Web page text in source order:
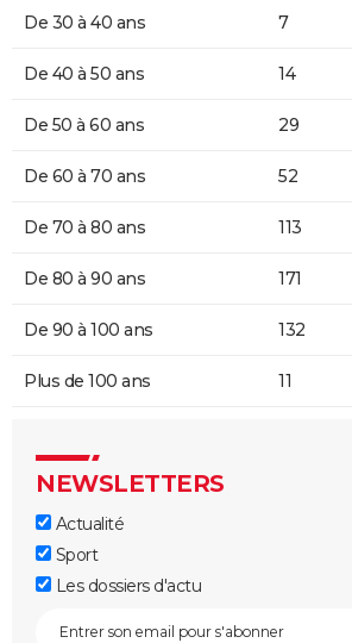
De 30 à 40 ans 7
De 40 à 50 ans 14
De 50 à 60 ans 29
De 60 à 70 ans 52
De 70 à 80 ans 113
De 80 à 90 ans 171
De 90 à 100 ans 132
Plus de 100 ans 11
NEWSLETTERS
Actualité
Sport
Les dossiers d'actu